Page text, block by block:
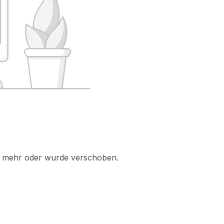
oder wurde verschoben.